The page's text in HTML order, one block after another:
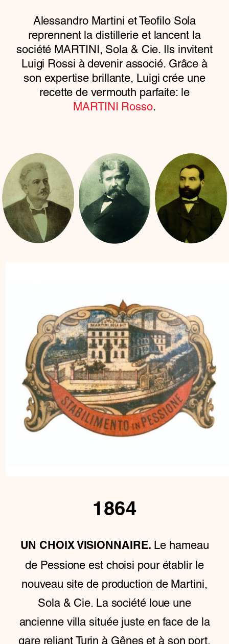
Alessandro Martini et Teofilo Sola
reprennent la distillerie et lancent la
société MARTINI, Sola & Cie. Ils invitent
Luigi Rossi à devenir associé. Grâce à
son expertise brillante, Luigi crée une
recette de vermouth parfaite: le
MARTINI Rosso.
1864
UN CHOIX VISIONNAIRE. Le hameau
de Pessione est choisi pour établir le
nouveau site de production de Martini,
Sola & Cie. La société loue une
ancienne villa située juste en face de la
gare reliant Turin à Gênes et à son port.